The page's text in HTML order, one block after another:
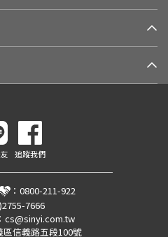
追蹤我們
： 0800-211-922
7666
cs@sinyi.com.tw
區信義路五段100號